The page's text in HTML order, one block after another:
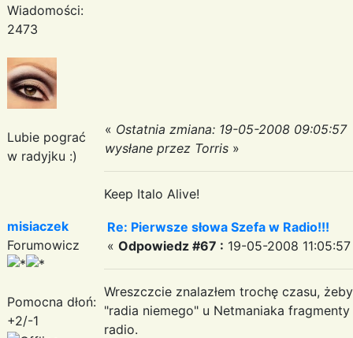
Wiadomości:
2473
Lubie pograć
w radyjku :)
« Ostatnia zmiana: 19-05-2008 09:05:57
wysłane przez Torris »
Keep Italo Alive!
misiaczek
Forumowicz
Pomocna dłoń:
+2/-1
Re: Pierwsze słowa Szefa w Radio!!!
« Odpowiedz #67 : 19-05-2008
Wreszczcie znalazłem trochę czasu,
"radia niemego" u Netmaniaka
radio.